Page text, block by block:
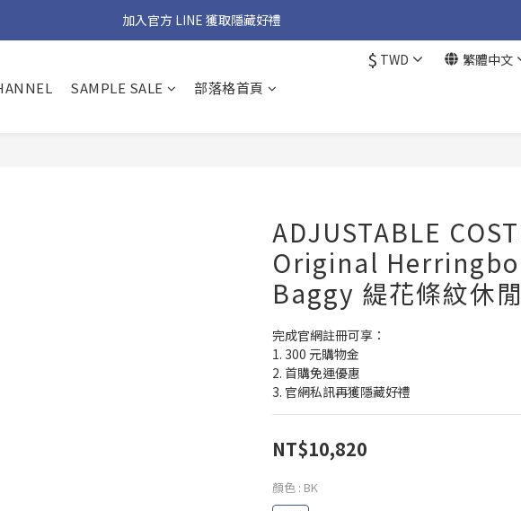
加入官方 LINE 獲取隱藏好禮
加入官方 LINE 獲取隱藏好禮
加入官方 LINE 獲取隱藏好禮
$ TWD 繁體中文
SAMPLE SALE 部落格首頁
ADJUSTABLE
Original
Baggy 緹花條紋休
完成官網註冊可享：
1. 300 元購物金
2. 首購免運優惠
3. 官網私訊再獲隱藏好禮
NT$10,820
顏色 : BK